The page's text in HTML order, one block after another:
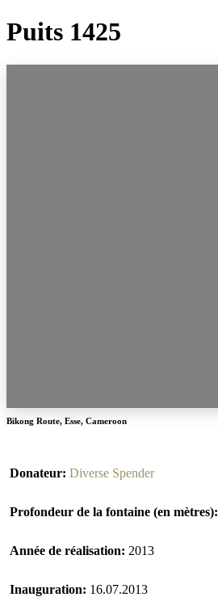
Puits 1425
Bikong Route,Esse,Cameroon
Donateur:Diverse Spender
Profondeur de la fontaine (en mètres):
Année de réalisation: 2013
Inauguration: 16.07.2013